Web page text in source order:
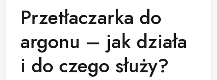
Przetłaczarka do
argonu – jak działa
i do czego służy?